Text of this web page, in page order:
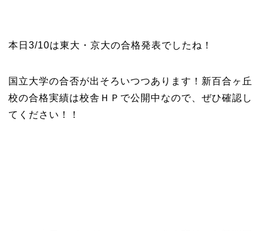
本日3/10は東大・京大の合格発表でしたね！
国立大学の合否が出そろいつつあります！新百合ヶ丘
校の合格実績は校舎ＨＰで公開中なので、ぜひ確認し
てください！！